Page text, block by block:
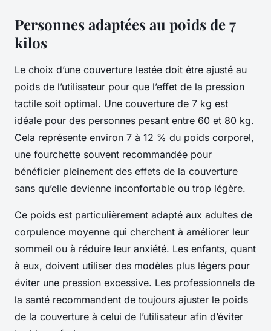
Personnes adaptées au poids de 7
kilos
Le choix d’une couverture lestée doit être ajusté au
poids de l’utilisateur pour que l’effet de la pression
tactile soit optimal. Une couverture de 7 kg est
idéale pour des personnes pesant entre 60 et 80 kg.
Cela représente environ 7 à 12 % du poids corporel,
une fourchette souvent recommandée pour
bénéficier pleinement des effets de la couverture
sans qu’elle devienne inconfortable ou trop légère.
Ce poids est particulièrement adapté aux adultes de
corpulence moyenne qui cherchent à améliorer leur
sommeil ou à réduire leur anxiété. Les enfants, quant
à eux, doivent utiliser des modèles plus légers pour
éviter une pression excessive. Les professionnels de
la santé recommandent de toujours ajuster le poids
de la couverture à celui de l’utilisateur afin d’éviter